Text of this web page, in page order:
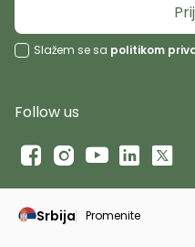
Slažem se sa politikom
Follow us
Srbija Promenite
Promeni instancu sajta,